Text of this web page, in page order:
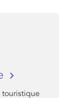
touristique